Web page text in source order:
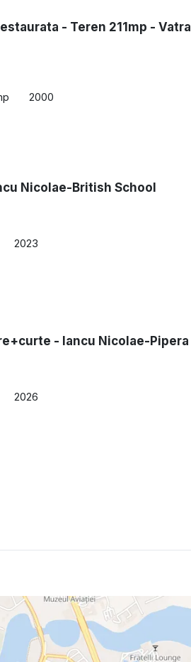
- Teren 211mp - Vatra
2000
Nicolae-British School
2023
- Iancu Nicolae-Pipera
2026